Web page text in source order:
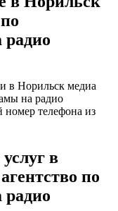
в Норильск медиа
на радио
номер телефона из
в
по